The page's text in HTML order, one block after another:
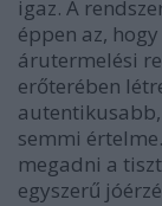
igaz. A
éppen az,
árutermelési
erőterében
semmi
megadni a
egyszerű